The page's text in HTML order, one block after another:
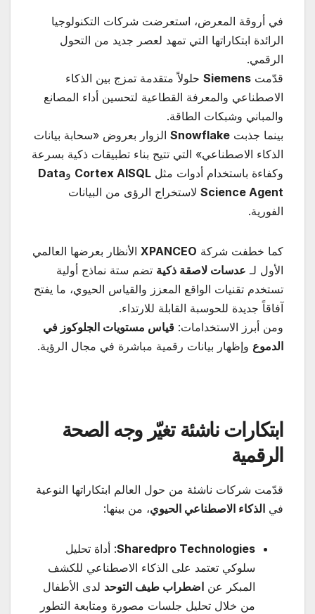
في أروقة المعرض، استعرضت شركات التكنولوجيا
الرائدة ابتكاراتها التي تمهد لعصر جديد من التحول
الرقمي.
قدّمت Siemens حلولاً متقدمة تمزج بين الذكاء
الاصطناعي والمعرفة القطاعية لتحسين أداء المصانع
والمباني وشبكات الطاقة.
بينما جذبت Snowflake الزوار بعروض «سحابة بيانات
الذكاء الاصطناعي» التي تتيح بناء تطبيقات ذكية بسرعة
وكفاءة باستخدام أدوات مثل Cortex AISQL وData
Science Agent لاستخراج الرؤى من البيانات
الفورية.
كما خطفت شركة XPANCEO الأنظار بعرضها العالمي
الأول لـ عدسات لاصقة ذكية تضم ستة نماذج أولية
تستخدم تقنيات الواقع المعزز والقياس الحيوي، ما يفتح
آفاقاً جديدة للحوسبة القابلة للارتداء.
ومن أبرز الاستخدامات: قياس مستويات الجلوكوز في
الدموع وإظهار بيانات رقمية مباشرة في مجال الرؤية.
ابتكارات ناشئة تغيّر وجه الصحة
الرقمية
قدّمت شركات ناشئة من حول العالم ابتكاراتها النوعية
في الذكاء الاصطناعي الحيوي، من بينها:
Sharedpro Technologies: أداة تحليل
سلوكي تعتمد على الذكاء الاصطناعي للكشف
المبكر عن اضطراب طيف التوحد لدى الأطفال
من خلال تحليل جلسات مصورة ومتابعة التطور